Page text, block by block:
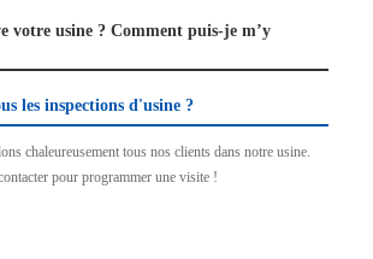
votre usine ? Comment puis-je m’y
les inspections d'usine ?
chaleureusement tous nos clients dans notre usine.
pour programmer une visite !